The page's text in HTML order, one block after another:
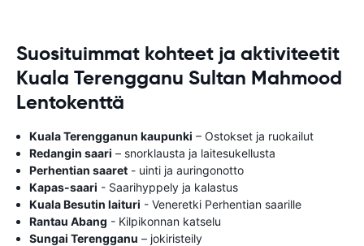
Suosituimmat kohteet ja aktiviteetit
Kuala Terengganu Sultan Mahmood
Lentokenttä
Kuala Terengganun kaupunki – Ostokset ja ruokailut
Redangin saari – snorklausta ja laitesukellusta
Perhentian saaret - uinti ja auringonotto
Kapas-saari - Saarihyppely ja kalastus
Kuala Besutin laituri - Veneretki Perhentian saarille
Rantau Abang - Kilpikonnan katselu
Sungai Terengganu – jokiristeily